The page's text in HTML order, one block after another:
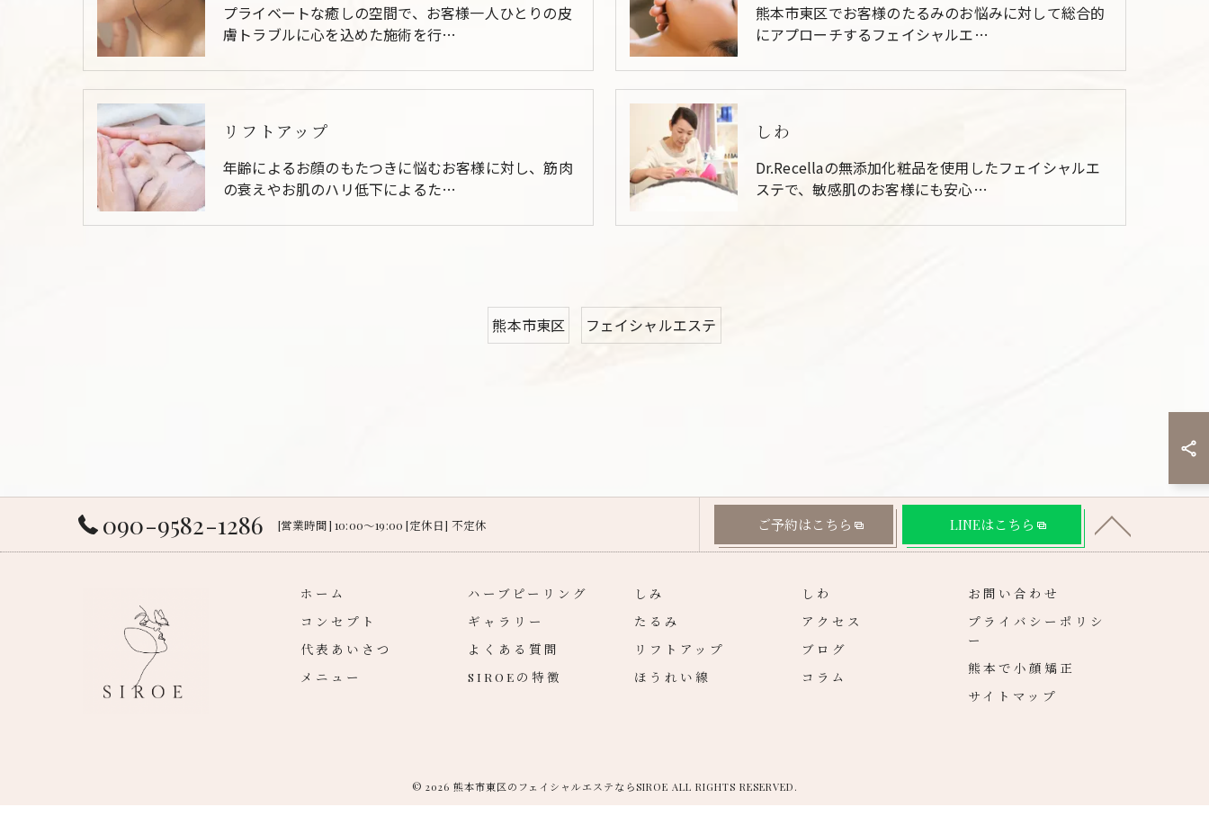
プライベートな癒しの空間で、お客様一人ひとりの皮
膚トラブルに心を込めた施術を行…
熊本市東区でお客様のたるみのお悩みに対して総合的
にアプローチするフェイシャルエ…
リフトアップ
年齢によるお顔のもたつきに悩むお客様に対し、筋肉
の衰えやお肌のハリ低下によるた…
しわ
Dr.Recellaの無添加化粧品を使用したフェイシャルエ
ステで、敏感肌のお客様にも安心…
熊本市東区 フェイシャルエステ
090-9582-1286 [営業時間] 10:00～19:00 [定休日] 不定休 ご予約はこちら LINEはこちら
ホーム
コンセプト
代表あいさつ
メニュー
ハーブピーリング
ギャラリー
よくある質問
SIROEの特徴
しみ
たるみ
リフトアップ
ほうれい線
しわ
アクセス
ブログ
コラム
お問い合わせ
プライバシーポリシ
ー
熊本で小顔矯正
サイトマップ
© 2026 熊本市東区のフェイシャルエステならSIROE ALL RIGHTS RESERVED.